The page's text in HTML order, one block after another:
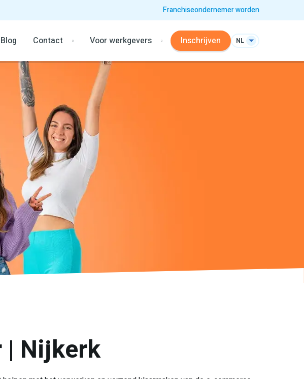
Franchiseondernemer worden
Blog Contact Voor werkgevers Inschrijven NL
| Nijkerk